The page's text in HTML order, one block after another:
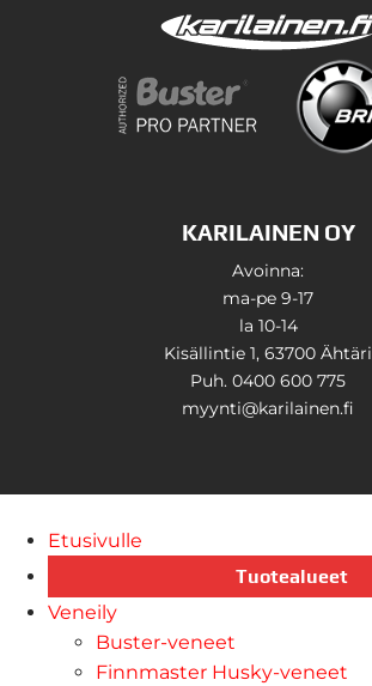
KARILAINEN OY
Avoinna:
ma-pe 9-17
la 10-14
Kisällintie 1, 63700 Ähtäri
Puh. 0400 600 775
myynti@karilainen.fi
Etusivulle
Tuotealueet
Veneily
Buster-veneet
Finnmaster Husky-veneet